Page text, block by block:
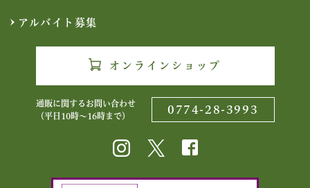
アルバイト募集
オンラインショップ
通販に関するお問い合わせ
（平日10時〜16時まで）
0774-28-3993